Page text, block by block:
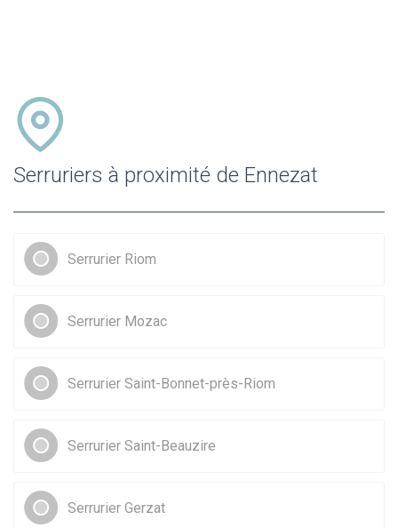
Serruriers à proximité de Ennezat
Serrurier Riom
Serrurier Mozac
Serrurier Saint-Bonnet-près-Riom
Serrurier Saint-Beauzire
Serrurier Gerzat